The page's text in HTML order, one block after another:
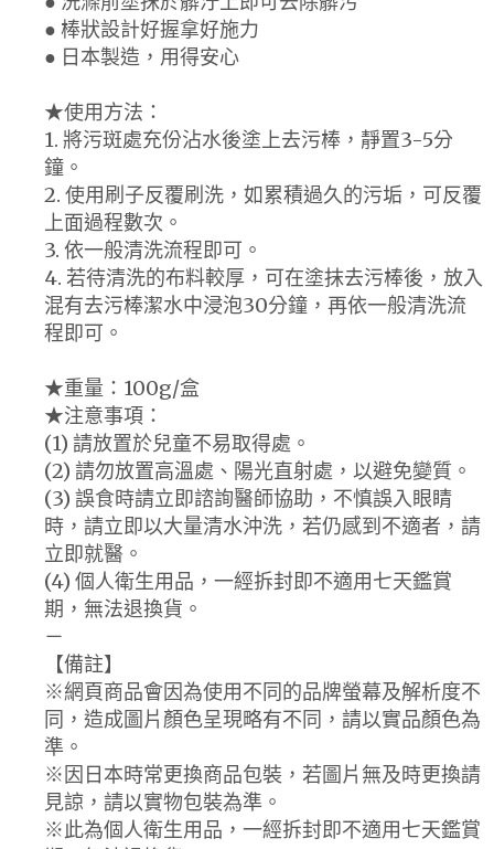
● 棒狀設計好握拿好施力
● 日本製造，用得安心
★使用方法：
1. 將污斑處充份沾水後塗上去污棒，靜置3-5分
鐘。
2. 使用刷子反覆刷洗，如累積過久的污垢，可反覆
上面過程數次。
3. 依一般清洗流程即可。
4. 若待清洗的布料較厚，可在塗抹去污棒後，放入
混有去污棒潔水中浸泡30分鐘，再依一般清洗流
程即可。
★重量：100g/盒
★注意事項：
(1) 請放置於兒童不易取得處。
(2) 請勿放置高溫處、陽光直射處，以避免變質。
(3) 誤食時請立即諮詢醫師協助，不慎誤入眼睛
時，請立即以大量清水沖洗，若仍感到不適者，請
立即就醫。
(4) 個人衛生用品，一經拆封即不適用七天鑑賞
期，無法退換貨。
－
【備註】
※網頁商品會因為使用不同的品牌螢幕及解析度不
同，造成圖片顏色呈現略有不同，請以實品顏色為
準。
※因日本時常更換商品包裝，若圖片無及時更換請
見諒，請以實物包裝為準。
※此為個人衛生用品，一經拆封即不適用七天鑑賞